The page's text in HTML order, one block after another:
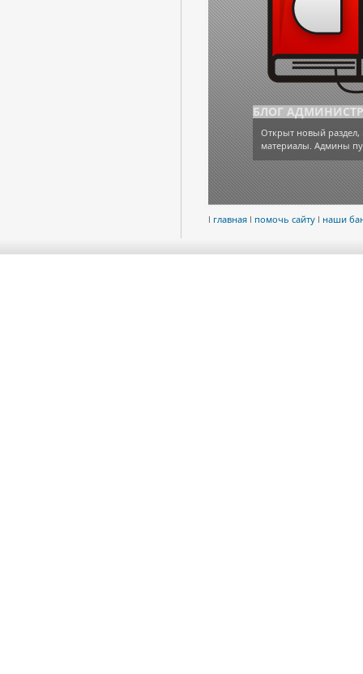
БЛОГ
Открыт новый раздел,
материалы. Админы
l главная l помочь сайту l наши